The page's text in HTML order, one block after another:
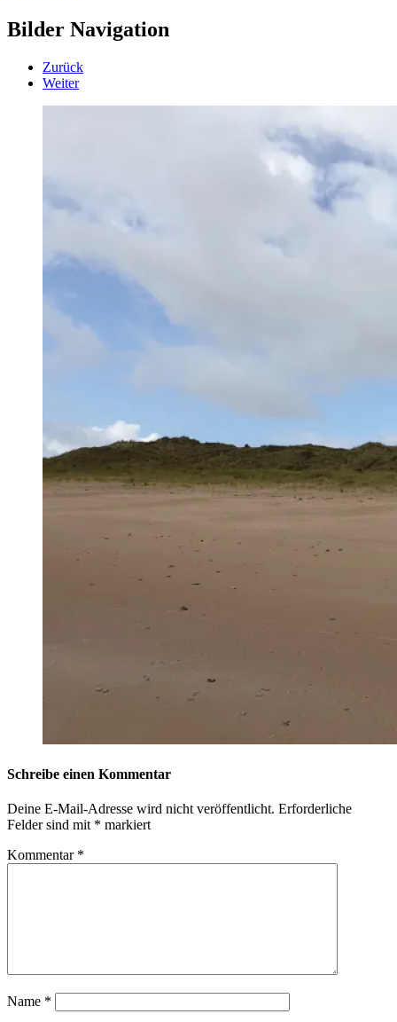
Bilder Navigation
Zurück
Weiter
Schreibe einen Kommentar
Deine E-Mail-Adresse wird nicht veröffentlicht. Erforderliche
Felder sind mit * markiert
Kommentar *
Name *